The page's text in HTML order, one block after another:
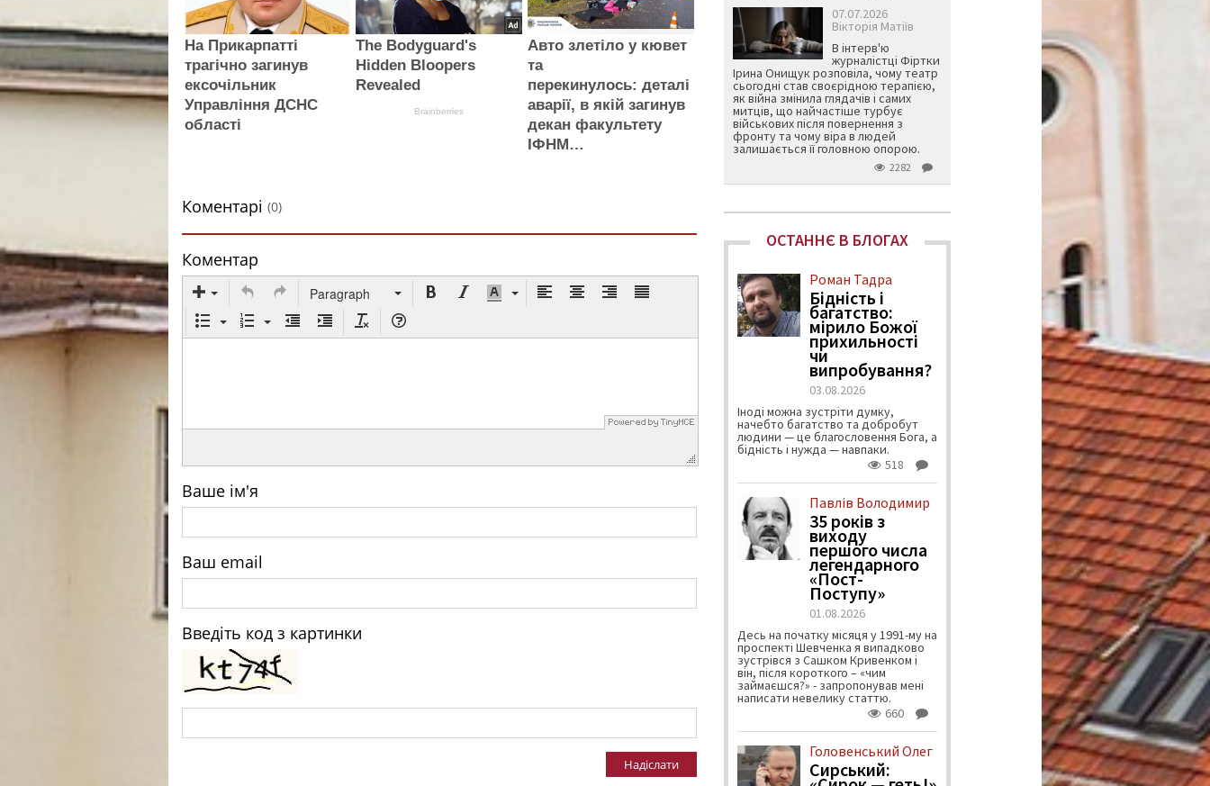
На Прикарпатті
трагічно загинув
ексочільник
Управління ДСНС
області
The Bodyguard's
Hidden Bloopers
Revealed
Brainberries
Авто злетіло у кювет
та
перекинулось: деталі
аварії, в якій загинув
декан факультету
ІФНМ…
Коментарі (0)
Коментар
Paragraph
Ваше ім'я
Ваш email
Введіть код з картинки
Надіслати
07.07.2026
Вікторія Матіїв
В інтерв'ю
журналістці Фіртки
Ірина Онищук розповіла, чому театр
сьогодні став своєрідною терапією,
як війна змінила глядачів і самих
митців, що найчастіше турбує
військових після повернення з
фронту та чому віра в людей
залишається її головною опорою.
2282
ОСТАННЄ В БЛОГАХ
Роман Тадра
Бідність і
багатство:
мірило Божої
прихильності
чи
випробування?
03.08.2026
Іноді можна зустріти думку,
начебто багатство та добробут
людини — це благословення Бога, а
бідність і нужда — навпаки.
518
Павлів Володимир
35 років з
виходу
першого числа
легендарного
«Пост-
Поступу»
01.08.2026
Десь на початку місяця у 1991-му на
проспекті Шевченка я випадково
зустрівся з Сашком Кривенком і
він, після короткого – «чим
займаєшся?» - запропонував мені
написати невелику статтю.
660
Головенський Олег
Сирський: